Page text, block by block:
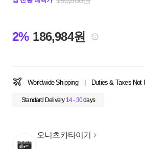
2% 186,984원
Worldwide Shipping Duties & Taxes Not
Standard Delivery 14 - 30days
오니츠카타이거